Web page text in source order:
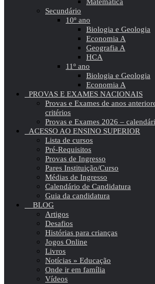
Secundário
10º ano
Biologia e Geologia
Economia A
Geografia A
HCA
11º ano
Biologia e Geologia
Economia A
PROVAS E EXAMES NACIONAIS
Provas e Exames de anos
critérios
Provas e Exames 2026 –
ACESSO AO ENSINO SUPERIOR
Lista de cursos
Pré-Requisitos
Provas de Ingresso
Pares Instituição/Curso
Médias de Ingresso
Calendário de Candidatura
Guia da candidatura
BLOG
Artigos
Desafios
Histórias para crianças
Jogos Online
Livros
Notícias » Educação
Onde ir em família
Vídeos